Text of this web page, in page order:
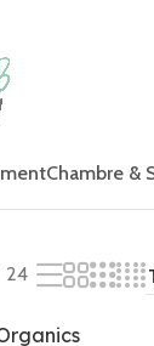
Chambre &
24